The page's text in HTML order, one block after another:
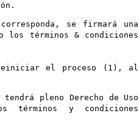
se firmará una
términos & condiciones
el proceso (1), al
pleno Derecho de Uso
términos y condiciones